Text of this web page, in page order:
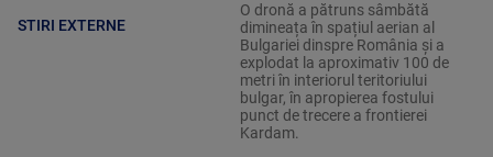
STIRI EXTERNE
O dronă a pătruns sâmbătă
dimineața în spațiul aerian al
Bulgariei dinspre România și a
explodat la aproximativ 100 de
metri în interiorul teritoriului
bulgar, în apropierea fostului
punct de trecere a frontierei
Kardam.